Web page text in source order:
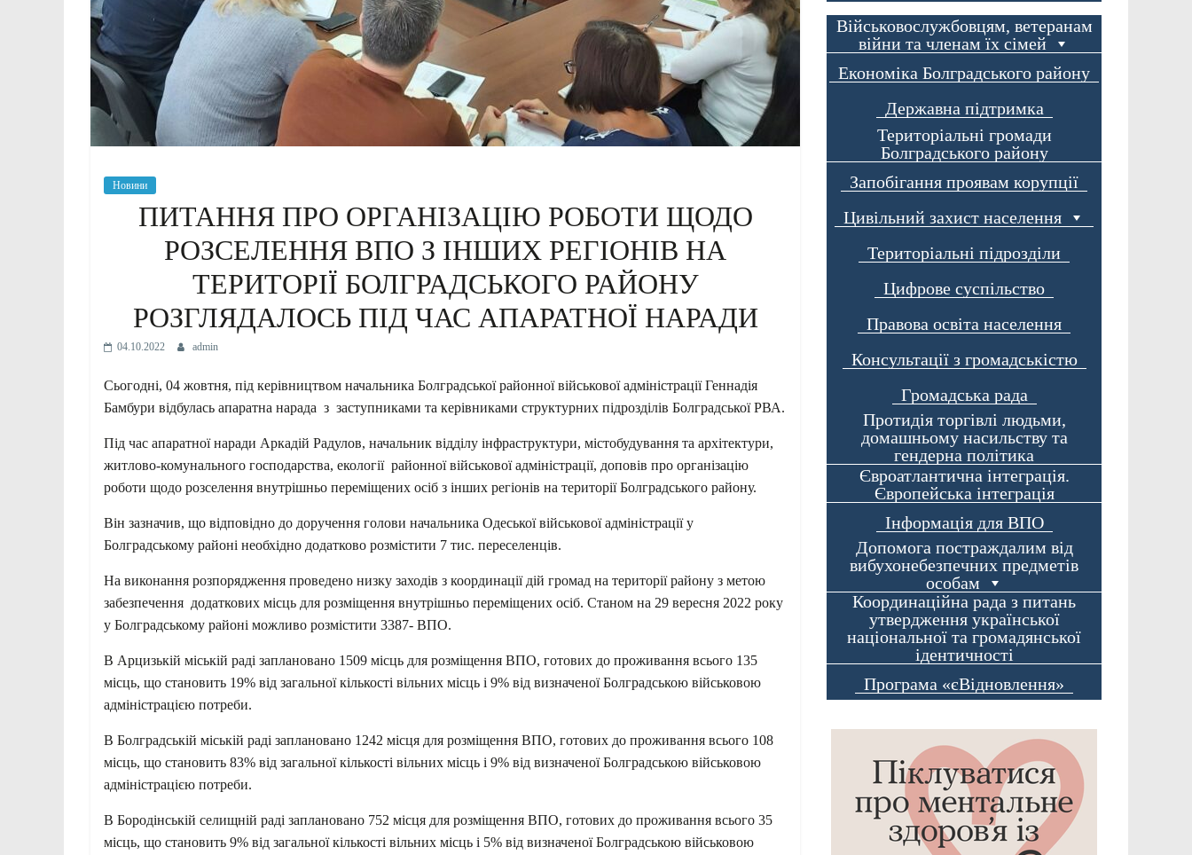
Новини
ПИТАННЯ ПРО ОРГАНІЗАЦІЮ РОБОТИ ЩОДО
РОЗСЕЛЕННЯ ВПО З ІНШИХ РЕГІОНІВ НА
ТЕРИТОРІЇ БОЛГРАДСЬКОГО РАЙОНУ
РОЗГЛЯДАЛОСЬ ПІД ЧАС АПАРАТНОЇ НАРАДИ
04.10.2022 admin
Сьогодні, 04 жовтня, під керівництвом начальника Болградської районної військової адміністрації Геннадія
Бамбури відбулась апаратна нарада з заступниками та керівниками структурних підрозділів Болградської РВА.
Під час апаратної наради Аркадій Радулов, начальник відділу інфраструктури, містобудування та архітектури,
житлово-комунального господарства, екології районної військової адміністрації, доповів про організацію
роботи щодо розселення внутрішньо переміщених осіб з інших регіонів на території Болградського району.
Він зазначив, що відповідно до доручення голови начальника Одеської військової адміністрації у
Болградському районі необхідно додатково розмістити 7 тис. переселенців.
На виконання розпорядження проведено низку заходів з координації дій громад на території району з метою
забезпечення додаткових місць для розміщення внутрішньо переміщених осіб. Станом на 29 вересня 2022 року
у Болградському районі можливо розмістити 3387- ВПО.
В Арцизькій міській раді заплановано 1509 місць для розміщення ВПО, готових до проживання всього 135
місць, що становить 19% від загальної кількості вільних місць і 9% від визначеної Болградською військовою
адміністрацією потреби.
В Болградській міській раді заплановано 1242 місця для розміщення ВПО, готових до проживання всього 108
місць, що становить 83% від загальної кількості вільних місць і 9% від визначеної Болградською військовою
адміністрацією потреби.
В Бородінській селищній раді заплановано 752 місця для розміщення ВПО, готових до проживання всього 35
місць, що становить 9% від загальної кількості вільних місць і 5% від визначеної Болградською військовою
Військовослужбовцям, ветеранам
війни та членам їх сімей
Економіка Болградського району
Державна підтримка
Територіальні громади
Болградського району
Запобігання проявам корупції
Цивільний захист населення
Територіальні підрозділи
Цифрове суспільство
Правова освіта населення
Консультації з громадськістю
Громадська рада
Протидія торгівлі людьми,
домашньому насильству та
гендерна політика
Євроатлантична інтеграція.
Європейська інтеграція
Інформація для ВПО
Допомога постраждалим від
вибухонебезпечних предметів
особам
Координаційна рада з питань
утвердження української
національної та громадянської
ідентичності
Програма «єВідновлення»